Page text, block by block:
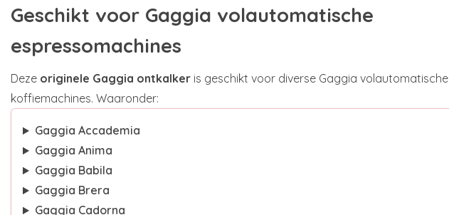
Geschikt voor Gaggia volautomatische
espressomachines
Deze originele Gaggia ontkalker is geschikt voor diverse Gaggia volautomatische
koffiemachines. Waaronder:
Gaggia Accademia
Gaggia Anima
Gaggia Babila
Gaggia Brera
Gaggia Cadorna